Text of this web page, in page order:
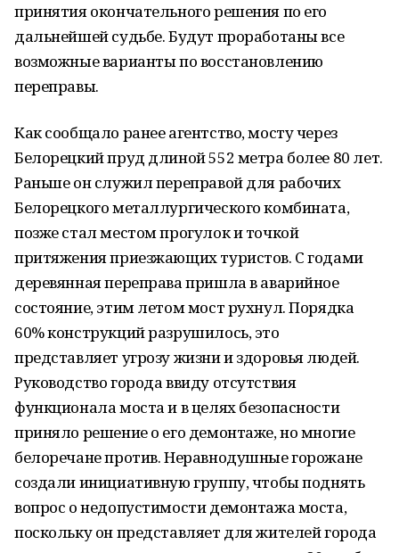
принятия окончательного решения по его
дальнейшей судьбе. Будут проработаны все
возможные варианты по восстановлению
переправы.
Как сообщало ранее агентство, мосту через
Белорецкий пруд длиной 552 метра более 80 лет.
Раньше он служил переправой для рабочих
Белорецкого металлургического комбината,
позже стал местом прогулок и точкой
притяжения приезжающих туристов. С годами
деревянная переправа пришла в аварийное
состояние, этим летом мост рухнул. Порядка
60% конструкций разрушилось, это
представляет угрозу жизни и здоровья людей.
Руководство города ввиду отсутствия
функционала моста и в целях безопасности
приняло решение о его демонтаже, но многие
белоречане против. Неравнодушные горожане
создали инициативную группу, чтобы поднять
вопрос о недопустимости демонтажа моста,
поскольку он представляет для жителей города